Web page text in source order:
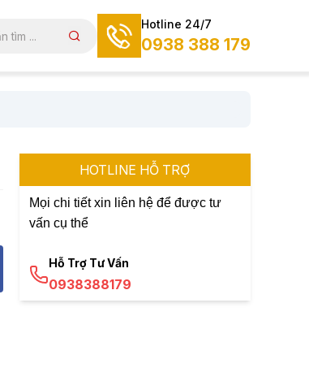
Hotline 24/7
0938 388 179
HOTLINE HỖ TRỢ
Mọi chi tiết xin liên hệ để được tư
vấn cụ thể
Hỗ Trợ Tư Vấn
0938388179